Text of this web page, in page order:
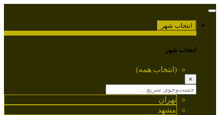
انتخاب شهر
انتخاب شهر
(انتخاب همه)
×
تهران
مشهد